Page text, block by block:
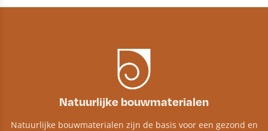
Natuurlijke bouwmaterialen
Natuurlijke bouwmaterialen zijn de basis voor een gezond en